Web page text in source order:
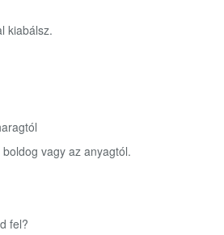
kiabálsz.
vagy az anyagtól.
fel?